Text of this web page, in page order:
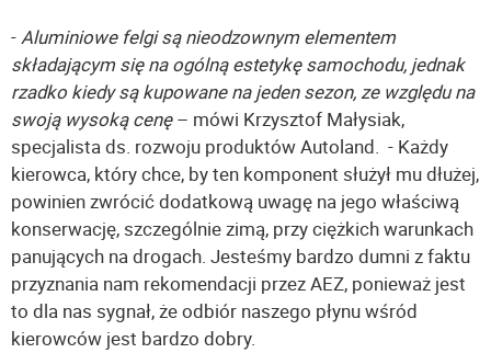
-Aluminiowe felgi są nieodzownym elementem
składającym się na ogólną estetykę samochodu, jednak
rzadko kiedy są kupowane na jeden sezon, ze względu na
swoją wysoką cenę– mówi Krzysztof Małysiak,
specjalista ds. rozwoju produktów Autoland. - Każdy
kierowca, który chce, by ten komponent służył mu dłużej,
powinien zwrócić dodatkową uwagę na jego właściwą
konserwację, szczególnie zimą, przy ciężkich warunkach
panujących na drogach. Jesteśmy bardzo dumni z faktu
przyznania nam rekomendacji przez AEZ, ponieważ jest
to dla nas sygnał, że odbiór naszego płynu wśród
kierowców jest bardzo dobry.